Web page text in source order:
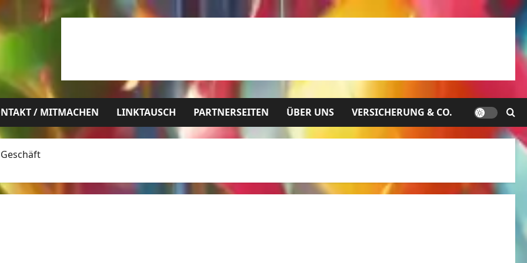
/ MITMACHEN LINKTAUSCH PARTNERSEITEN ÜBER UNS VERSICHERUNG & CO.